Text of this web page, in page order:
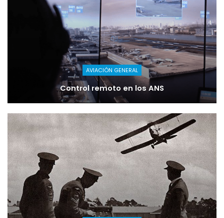
AVIACIÓN GENERAL
Control remoto en los ANS